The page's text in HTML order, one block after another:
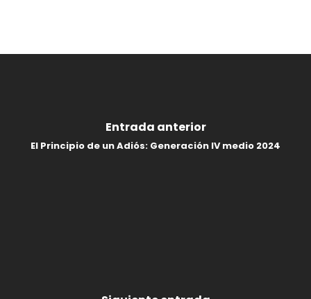
Entrada anterior
El Principio de un Adiós: Generación IV medio 2024